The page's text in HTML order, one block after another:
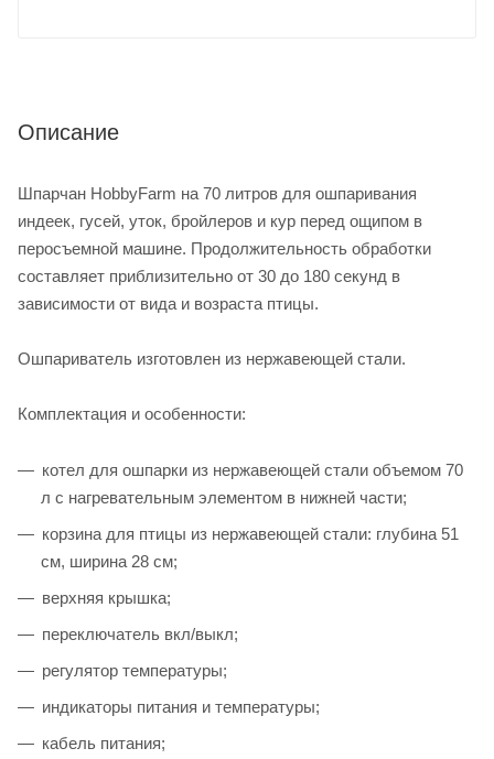
Описание
Шпарчан HobbyFarm на 70 литров для ошпаривания
индеек, гусей, уток, бройлеров и кур перед ощипом в
перосъемной машине. Продолжительность обработки
составляет приблизительно от 30 до 180 секунд в
зависимости от вида и возраста птицы.
Ошпариватель изготовлен из нержавеющей стали.
Комплектация и особенности:
котел для ошпарки из нержавеющей стали объемом 70
л с нагревательным элементом в нижней части;
корзина для птицы из нержавеющей стали: глубина 51
см, ширина 28 см;
верхняя крышка;
переключатель вкл/выкл;
регулятор температуры;
индикаторы питания и температуры;
кабель питания;